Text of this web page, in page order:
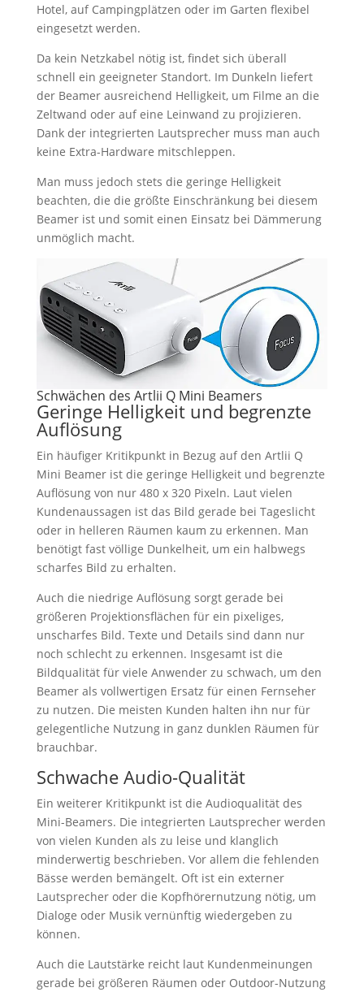
Hotel, auf Campingplätzen oder im Garten flexibel
eingesetzt werden.
Da kein Netzkabel nötig ist, findet sich überall
schnell ein geeigneter Standort. Im Dunkeln liefert
der Beamer ausreichend Helligkeit, um Filme an die
Zeltwand oder auf eine Leinwand zu projizieren.
Dank der integrierten Lautsprecher muss man auch
keine Extra-Hardware mitschleppen.
Man muss jedoch stets die geringe Helligkeit
beachten, die die größte Einschränkung bei diesem
Beamer ist und somit einen Einsatz bei Dämmerung
unmöglich macht.
Schwächen des Artlii Q Mini Beamers
Geringe Helligkeit und begrenzte
Auflösung
Ein häufiger Kritikpunkt in Bezug auf den Artlii Q
Mini Beamer ist die geringe Helligkeit und begrenzte
Auflösung von nur 480 x 320 Pixeln. Laut vielen
Kundenaussagen ist das Bild gerade bei Tageslicht
oder in helleren Räumen kaum zu erkennen. Man
benötigt fast völlige Dunkelheit, um ein halbwegs
scharfes Bild zu erhalten.
Auch die niedrige Auflösung sorgt gerade bei
größeren Projektionsflächen für ein pixeliges,
unscharfes Bild. Texte und Details sind dann nur
noch schlecht zu erkennen. Insgesamt ist die
Bildqualität für viele Anwender zu schwach, um den
Beamer als vollwertigen Ersatz für einen Fernseher
zu nutzen. Die meisten Kunden halten ihn nur für
gelegentliche Nutzung in ganz dunklen Räumen für
brauchbar.
Schwache Audio-Qualität
Ein weiterer Kritikpunkt ist die Audioqualität des
Mini-Beamers. Die integrierten Lautsprecher werden
von vielen Kunden als zu leise und klanglich
minderwertig beschrieben. Vor allem die fehlenden
Bässe werden bemängelt. Oft ist ein externer
Lautsprecher oder die Kopfhörernutzung nötig, um
Dialoge oder Musik vernünftig wiedergeben zu
können.
Auch die Lautstärke reicht laut Kundenmeinungen
gerade bei größeren Räumen oder Outdoor-Nutzung